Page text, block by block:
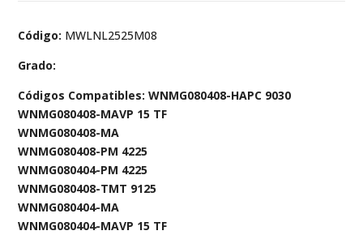
Código: MWLNL2525M08
Grado:
Códigos Compatibles: WNMG080408-HAPC 9030
WNMG080408-MAVP 15 TF
WNMG080408-MA
WNMG080408-PM 4225
WNMG080404-PM 4225
WNMG080408-TMT 9125
WNMG080404-MA
WNMG080404-MAVP 15 TF